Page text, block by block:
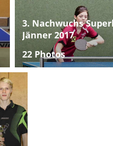
3. Nachwuchs
Jänner 2017
22 Photos